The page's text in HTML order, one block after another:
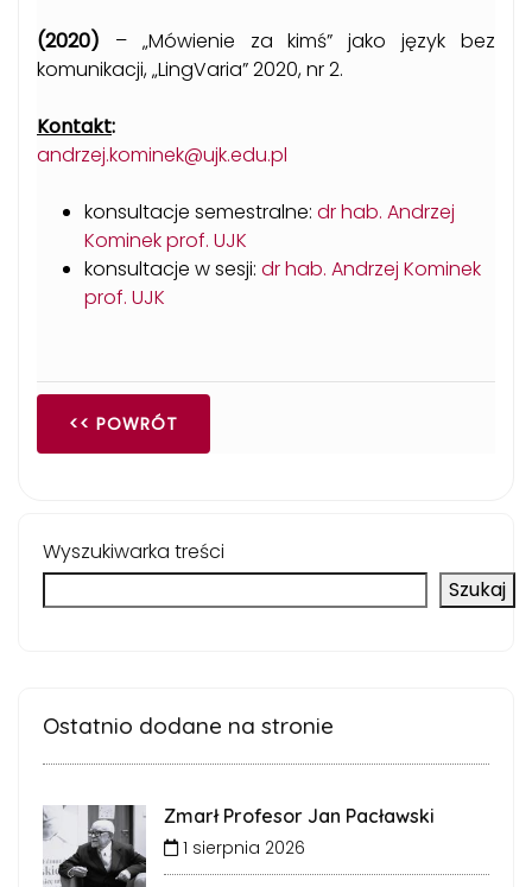
(2020) – „Mówienie za kimś” jako język bez
komunikacji, „LingVaria” 2020, nr 2.
Kontakt:
andrzej.kominek@ujk.edu.pl
konsultacje semestralne: dr hab. Andrzej
Kominek prof. UJK
konsultacje w sesji: dr hab. Andrzej Kominek
prof. UJK
<< POWRÓT
Wyszukiwarka treści
Szukaj
Ostatnio dodane na stronie
Zmarł Profesor Jan Pacławski
1 sierpnia 2026